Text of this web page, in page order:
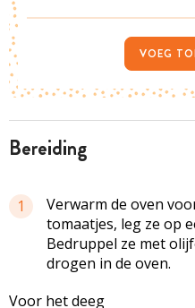
bereiding
1
Verwarm de oven
tomaatjes, leg ze op
Bedruppel ze met
drogen in de oven.
Voor het deeg
VOEG